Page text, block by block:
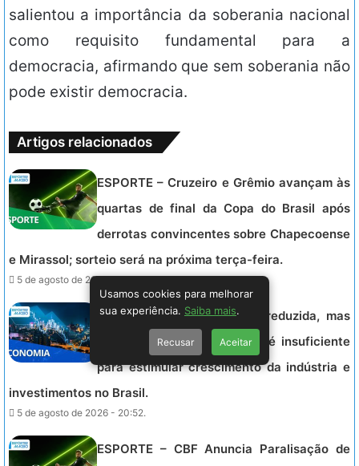
salientou a importância da soberania nacional
como requisito fundamental para a
democracia, afirmando que sem soberania não
pode existir democracia.
Artigos relacionados
ESPORTE – Cruzeiro e Grêmio avançam às
quartas de final da Copa do Brasil após
derrotas convincentes sobre Chapecoense
e Mirassol; sorteio será na próxima terça-feira.
5 de agosto de 2026 - 21:54.
ECONOMIA – Taxa Selic é reduzida, mas
especialistas alertam: corte é insuficiente
para estimular crescimento da indústria e
investimentos no Brasil.
5 de agosto de 2026 - 20:52.
ESPORTE – CBF Anuncia Paralisação de
Usamos cookies para melhorar
sua experiência. Saiba mais
Recusar Aceitar